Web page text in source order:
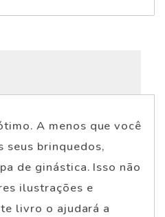
A menos que você
seus brinquedos,
de ginástica. Isso não
ilustrações e
livro o ajudará a